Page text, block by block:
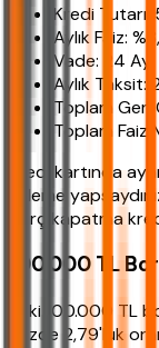
Kredi
Aylık Faiz:
Vade: 24 Ay
Aylık Taksit:
Toplam Geri
Toplam Faiz
Kredi kartında
ödeme
Borç kapatma
100.000 TL
Peki 100.000 TL
yüzde 2,79'luk